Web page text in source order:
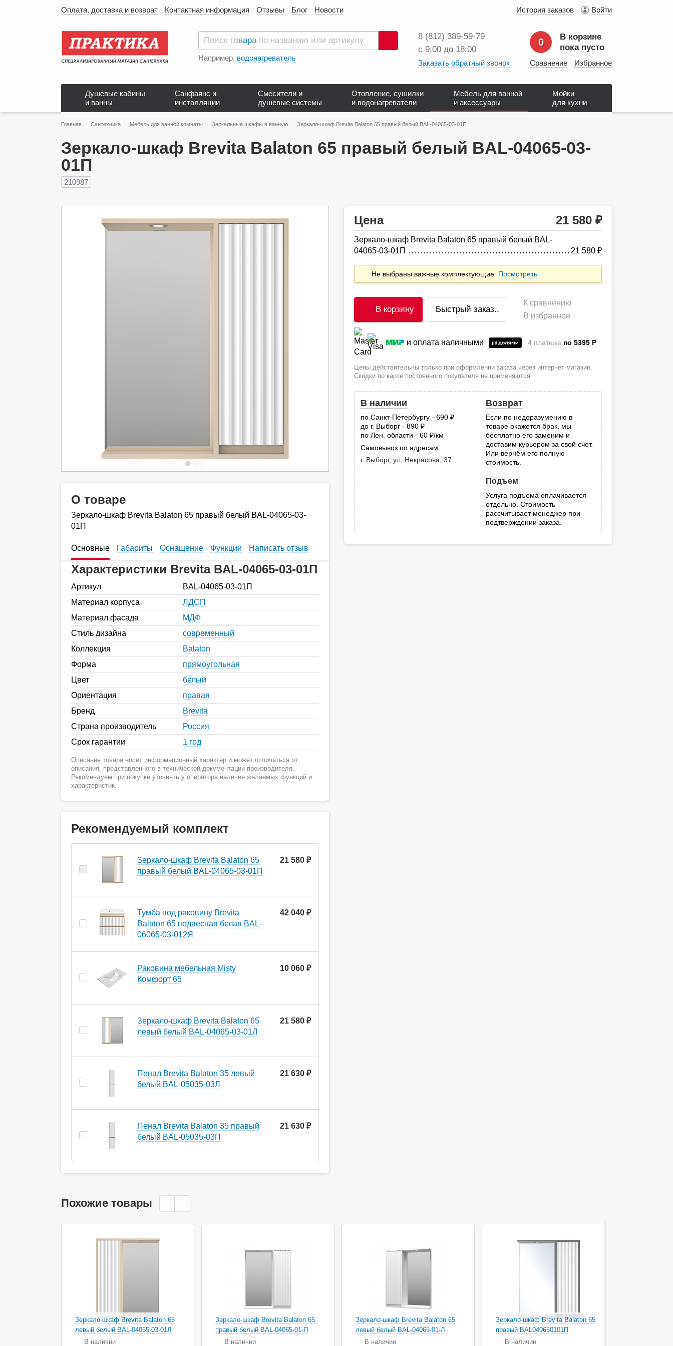
Оплата, доставка и возврат Контактная информация Отзывы Блог Новости История заказов Войти
Поиск
Например, водонагреватель
8 (812) 389‑59‑79
с 9:00 до 18:00
Заказать обратный звонок
0
В корзине
пока пусто
Сравнение Избранное
Душевые кабины
и ванны
Санфаянс и
инсталляции
Смесители и
душевые системы
Отопление, сушилки
и водонагреватели
Мебель для ванной
и аксессуары
Мойки
для кухни
Главная Сантехника Мебель для ванной комнаты Зеркальные шкафы в ванную Зеркало-шкаф Brevita Balaton 65 правый белый BAL-04065-03-01П
Зеркало-шкаф Brevita Balaton 65 правый белый BAL-04065-03-
01П
210987
Цена 21 580
Зеркало-шкаф Brevita Balaton 65 правый белый BAL-
04065-03-01П
21 580
Не выбраны важные комплектующие Посмотреть
В корзину Быстрый заказ..
К сравнению
В избранное
и оплата наличными 4 платежа по 5395 P
Цены действительны только при оформлении заказа через интернет-магазин.
Скидки по карте постоянного покупателя не применяются.
В наличии
по Санкт-Петербургу - 690
до г. Выборг - 890
по Лен. области - 60
руб.
/км
Самовывоз по адресам:
г. Выборг, ул. Некрасова, 37
Возврат
Если по недоразумению в
товаре окажется брак, мы
бесплатно его заменим и
доставим курьером за свой счет.
Или вернём его полную
стоимость.
Подъем
Услуга подъема оплачивается
отдельно. Стоимость
рассчитывает менеджер при
подтверждении заказа.
О товаре
Зеркало-шкаф Brevita Balaton 65 правый белый BAL-04065-03-
01П
Основные Габариты Оснащение Функции Написать отзыв
Характеристики Brevita BAL-04065-03-01П
Артикул
BAL-04065-03-01П
Материал корпуса
ЛДСП
Материал фасада
МДФ
Стиль дизайна
современный
Коллекция
Balaton
Форма
прямоугольная
Цвет
белый
Ориентация
правая
Бренд
Brevita
Страна производитель
Россия
Срок гарантии
1 год
Описание товара носит информационный характер и может отличаться от
описания, представленного в технической документации производителя.
Рекомендуем при покупке уточнять у оператора наличие желаемых функций и
характеристик.
Рекомендуемый комплект
Зеркало-шкаф Brevita Balaton 65
правый белый BAL-04065-03-01П
21 580 ₽
Тумба под раковину Brevita
Balaton 65 подвесная белая BAL-
06065-03-012Я
42 040 ₽
Раковина мебельная Misty
Комфорт 65
10 060 ₽
Зеркало-шкаф Brevita Balaton 65
левый белый BAL-04065-03-01Л
21 580 ₽
Пенал Brevita Balaton 35 левый
белый BAL-05035-03Л
21 630 ₽
Пенал Brevita Balaton 35 правый
белый BAL-05035-03П
21 630 ₽
Похожие товары
Зеркало-шкаф Brevita Balaton 65
левый белый BAL-04065-03-01Л
В наличии
Зеркало-шкаф Brevita Balaton 65
правый белый BAL-04065-01-П
В наличии
Зеркало-шкаф Brevita Balaton 65
левый белый BAL-04065-01-Л
В наличии
Зеркало-шкаф Brevita Balaton 65
правый BAL040650101П
В наличии